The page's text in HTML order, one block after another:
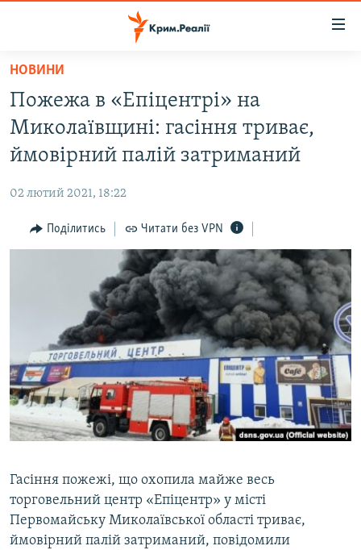
Перейти
основного
матеріалу
Перейти
до
основної
Перейти
до
ВІДЕО ТА ФОТО
БЛОГИ
ПОГЛЯД
ВСЕ ЗА ДЕНЬ
СПЕЦПРОЕКТИ
ДЕПОРТАЦІЯ
ВІДЕОУРОКИ «ELIFBE»
СВІДЧЕННЯ ОКУПАЦІЇ
УКРАЇНСЬКА ПРОБЛЕМА КРИМУ
ЯК ОБІЙТИ БЛОКУВАННЯ
Русский
Qırımtatar
Усі сайти RFE/RL
НОВИНИ
Пожежа в «Епіцентрі» на
Миколаївщині: гасіння триває,
ймовірний палій затриманий
02 лютий 2021, 18:22
Поділитись Читати без VPN
Гасіння пожежі, що охопила майже весь
торговельний центр «Епіцентр» у місті
Первомайську Миколаївської області триває,
ймовірний палій затриманий, повідомили